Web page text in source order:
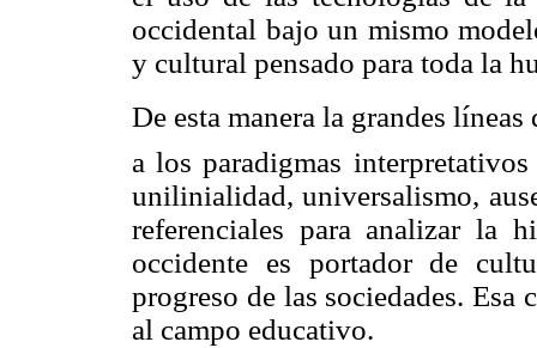
occidental bajo un mismo
y cultural pensado para toda la
De esta manera la grandes
a los paradigmas
unilinialidad, universalismo,
referenciales para analizar la
occidente es portador de
progreso de las sociedades. Esa
al campo educativo.